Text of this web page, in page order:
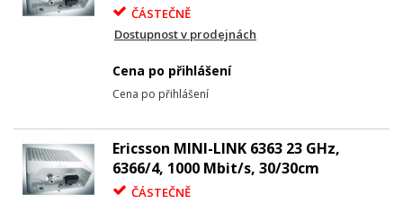
ČÁSTEČNĚ
Dostupnost v prodejnách
Cena po přihlášení
Cena po přihlášení
Ericsson MINI-LINK 6363 23 GHz,
6366/4, 1000 Mbit/s, 30/30cm
ČÁSTEČNĚ